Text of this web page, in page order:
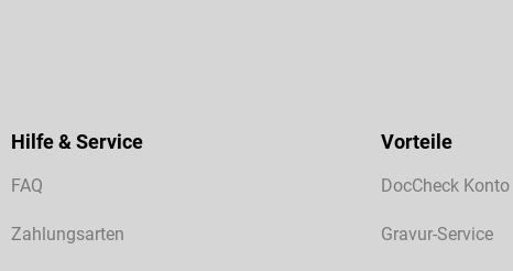
Hilfe & Service
FAQ
Zahlungsarten
Vorteile
DocCheck Konto
Gravur-Service